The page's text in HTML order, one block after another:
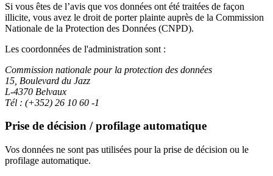
Si vous êtes de l’avis que vos données ont été traitées de façon
illicite, vous avez le droit de porter plainte auprès de la Commission
Nationale de la Protection des Données (CNPD).
Les coordonnées de l'administration sont :
Commission nationale pour la protection des données
15, Boulevard du Jazz
L-4370 Belvaux
Tél : (+352) 26 10 60 -1
Prise de décision / profilage automatique
Vos données ne sont pas utilisées pour la prise de décision ou le
profilage automatique.